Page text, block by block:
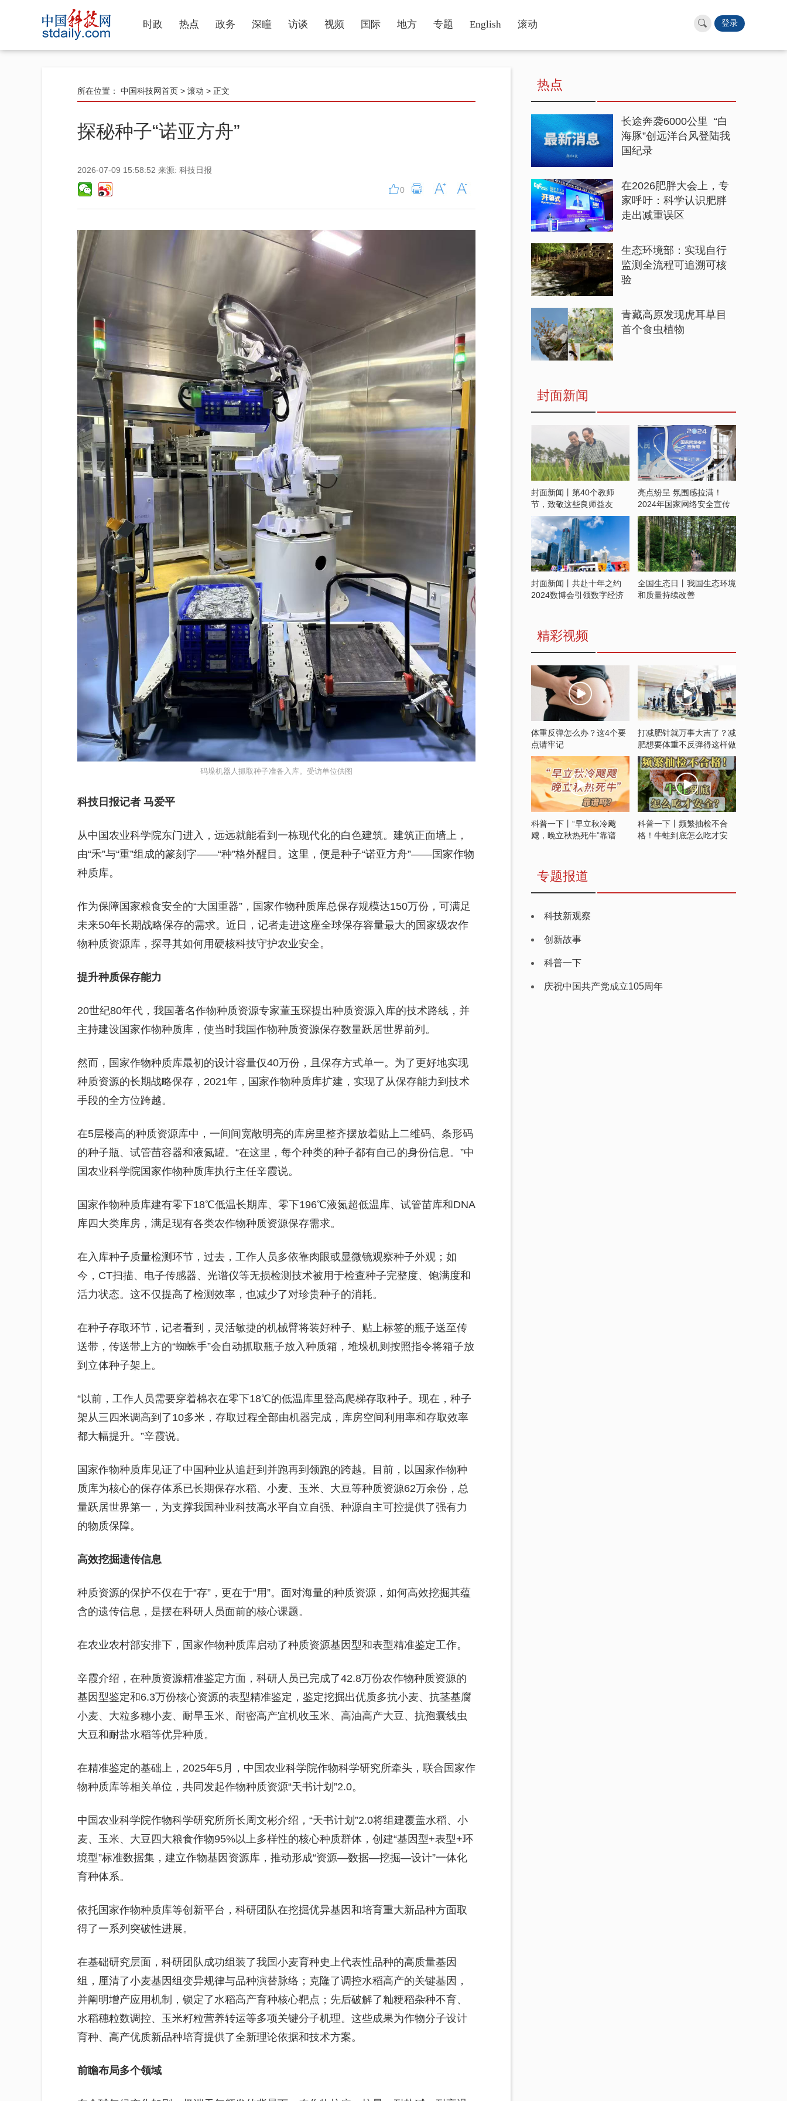
时政 热点 政务 深瞳 访谈 视频 国际 地方 专题 English 滚动 登录
所在位置： 中国科技网首页 > 滚动 > 正文
探秘种子“诺亚方舟”
2026-07-09 15:58:52 来源: 科技日报
0
码垛机器人抓取种子准备入库。受访单位供图
科技日报记者 马爱平
从中国农业科学院东门进入，远远就能看到一栋现代化的白色建筑。建筑正面墙上，
由“禾”与“重”组成的篆刻字——“种”格外醒目。这里，便是种子“诺亚方舟”——国家作物
种质库。
作为保障国家粮食安全的“大国重器”，国家作物种质库总保存规模达150万份，可满足
未来50年长期战略保存的需求。近日，记者走进这座全球保存容量最大的国家级农作
物种质资源库，探寻其如何用硬核科技守护农业安全。
提升种质保存能力
20世纪80年代，我国著名作物种质资源专家董玉琛提出种质资源入库的技术路线，并
主持建设国家作物种质库，使当时我国作物种质资源保存数量跃居世界前列。
然而，国家作物种质库最初的设计容量仅40万份，且保存方式单一。为了更好地实现
种质资源的长期战略保存，2021年，国家作物种质库扩建，实现了从保存能力到技术
手段的全方位跨越。
在5层楼高的种质资源库中，一间间宽敞明亮的库房里整齐摆放着贴上二维码、条形码
的种子瓶、试管苗容器和液氮罐。“在这里，每个种类的种子都有自己的身份信息。”中
国农业科学院国家作物种质库执行主任辛霞说。
国家作物种质库建有零下18℃低温长期库、零下196℃液氮超低温库、试管苗库和DNA
库四大类库房，满足现有各类农作物种质资源保存需求。
在入库种子质量检测环节，过去，工作人员多依靠肉眼或显微镜观察种子外观；如
今，CT扫描、电子传感器、光谱仪等无损检测技术被用于检查种子完整度、饱满度和
活力状态。这不仅提高了检测效率，也减少了对珍贵种子的消耗。
在种子存取环节，记者看到，灵活敏捷的机械臂将装好种子、贴上标签的瓶子送至传
送带，传送带上方的“蜘蛛手”会自动抓取瓶子放入种质箱，堆垛机则按照指令将箱子放
到立体种子架上。
“以前，工作人员需要穿着棉衣在零下18℃的低温库里登高爬梯存取种子。现在，种子
架从三四米调高到了10多米，存取过程全部由机器完成，库房空间利用率和存取效率
都大幅提升。”辛霞说。
国家作物种质库见证了中国种业从追赶到并跑再到领跑的跨越。目前，以国家作物种
质库为核心的保存体系已长期保存水稻、小麦、玉米、大豆等种质资源62万余份，总
量跃居世界第一，为支撑我国种业科技高水平自立自强、种源自主可控提供了强有力
的物质保障。
高效挖掘遗传信息
种质资源的保护不仅在于“存”，更在于“用”。面对海量的种质资源，如何高效挖掘其蕴
含的遗传信息，是摆在科研人员面前的核心课题。
在农业农村部安排下，国家作物种质库启动了种质资源基因型和表型精准鉴定工作。
辛霞介绍，在种质资源精准鉴定方面，科研人员已完成了42.8万份农作物种质资源的
基因型鉴定和6.3万份核心资源的表型精准鉴定，鉴定挖掘出优质多抗小麦、抗茎基腐
小麦、大粒多穗小麦、耐旱玉米、耐密高产宜机收玉米、高油高产大豆、抗孢囊线虫
大豆和耐盐水稻等优异种质。
在精准鉴定的基础上，2025年5月，中国农业科学院作物科学研究所牵头，联合国家作
物种质库等相关单位，共同发起作物种质资源“天书计划”2.0。
中国农业科学院作物科学研究所所长周文彬介绍，“天书计划”2.0将组建覆盖水稻、小
麦、玉米、大豆四大粮食作物95%以上多样性的核心种质群体，创建“基因型+表型+环
境型”标准数据集，建立作物基因资源库，推动形成“资源—数据—挖掘—设计”一体化
育种体系。
依托国家作物种质库等创新平台，科研团队在挖掘优异基因和培育重大新品种方面取
得了一系列突破性进展。
在基础研究层面，科研团队成功组装了我国小麦育种史上代表性品种的高质量基因
组，厘清了小麦基因组变异规律与品种演替脉络；克隆了调控水稻高产的关键基因，
并阐明增产应用机制，锁定了水稻高产育种核心靶点；先后破解了籼粳稻杂种不育、
水稻穗粒数调控、玉米籽粒营养转运等多项关键分子机理。这些成果为作物分子设计
育种、高产优质新品种培育提供了全新理论依据和技术方案。
前瞻布局多个领域
热点
长途奔袭6000公里 “白
海豚”创远洋台风登陆我
国纪录
在2026肥胖大会上，专
家呼吁：科学认识肥胖
走出减重误区
生态环境部：实现自行
监测全流程可追溯可核
验
青藏高原发现虎耳草目
首个食虫植物
封面新闻
封面新闻丨第40个教师
节，致敬这些良师益友
亮点纷呈 氛围感拉满！
2024年国家网络安全宣传
周开启
封面新闻丨共赴十年之约
2024数博会引领数字经济
全国生态日丨我国生态环境
和质量持续改善
精彩视频
体重反弹怎么办？这4个要
点请牢记
打减肥针就万事大吉了？减
肥想要体重不反弹得这样做
科普一下丨“早立秋冷飕
飕，晚立秋热死牛”靠谱
科普一下丨频繁抽检不合
格！牛蛙到底怎么吃才安
专题报道
科技新观察
创新故事
科普一下
庆祝中国共产党成立105周年